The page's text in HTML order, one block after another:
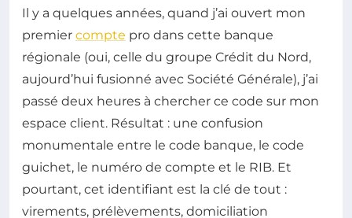
Il y a quelques années, quand j’ai ouvert mon
premier compte pro dans cette banque
régionale (oui, celle du groupe Crédit du Nord,
aujourd’hui fusionné avec Société Générale), j’ai
passé deux heures à chercher ce code sur mon
espace client. Résultat : une confusion
monumentale entre le code banque, le code
guichet, le numéro de compte et le RIB. Et
pourtant, cet identifiant est la clé de tout :
virements, prélèvements, domiciliation